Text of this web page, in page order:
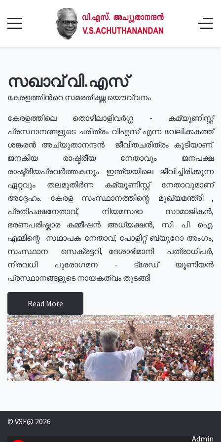
സഖാവ് വി.എസ്
കേരളത്തിൻറെ സമരതീക്ഷ്ണ യൌവ്വനം
കേരളത്തിലെ തൊഴിലാളിവർഗ്ഗ - കമ്യൂണിസ്റ്റ്
പ്രസ്ഥാനങ്ങളുടെ ചരിത്രം വിഎസ് എന്ന വേലിക്കകത്ത്
ശങ്കരൻ അച്യുതാനന്ദൻ ജീവിതചരിത്രം കൂടിയാണ്.
ജനകീയ രാഷ്ട്രീയ നേതാവും ജനപക്ഷ
രാഷ്ട്രീയപ്രവർത്തകനും ഇന്ത്യയിലെ ജീവിച്ചിരിക്കുന്ന
ഏറ്റവും തലമുതിർന്ന കമ്യൂണിസ്റ്റ് നേതാവുമാണ്
അദ്ദേഹം. കേരള സംസ്ഥാനത്തിന്റെ മുഖ്യമന്ത്രി ,
പ്രതിപക്ഷനേതാവ്, നിയമസഭാ സാമാജികൻ,
ഭരണപരിഷ്കാര കമ്മീഷൻ അധ്യക്ഷൻ, സി. പി. ഐ.
എമ്മിന്റെ സഥാപക നേതാവ്, പോളിറ്റ് ബ്യുറോ അംഗം,
സംസ്ഥാന സെക്രട്ടറി, ദേശാഭിമാനി പത്രാധിപർ,
നിരവധി പുരോഗമന - ട്രേഡ് യൂണിയൻ
പ്രസ്ഥാനങ്ങളുടെ നായകത്വം തുടങ്ങി
Read More
© VSF@ 2026
Admin